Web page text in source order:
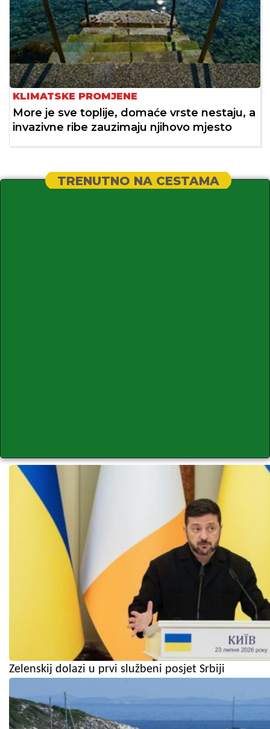
KLIMATSKE PROMJENE
More je sve toplije, domaće vrste nestaju, a
invazivne ribe zauzimaju njihovo mjesto
TRENUTNO NA CESTAMA
Zelenskij dolazi u prvi službeni posjet Srbiji